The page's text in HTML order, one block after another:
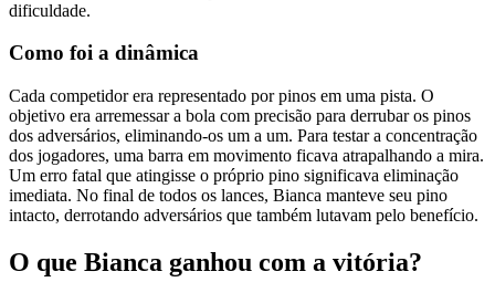
dificuldade.
Como foi a dinâmica
Cada competidor era representado por pinos em uma pista. O
objetivo era arremessar a bola com precisão para derrubar os pinos
dos adversários, eliminando-os um a um. Para testar a concentração
dos jogadores, uma barra em movimento ficava atrapalhando a mira.
Um erro fatal que atingisse o próprio pino significava eliminação
imediata. No final de todos os lances, Bianca manteve seu pino
intacto, derrotando adversários que também lutavam pelo benefício.
O que Bianca ganhou com a vitória?